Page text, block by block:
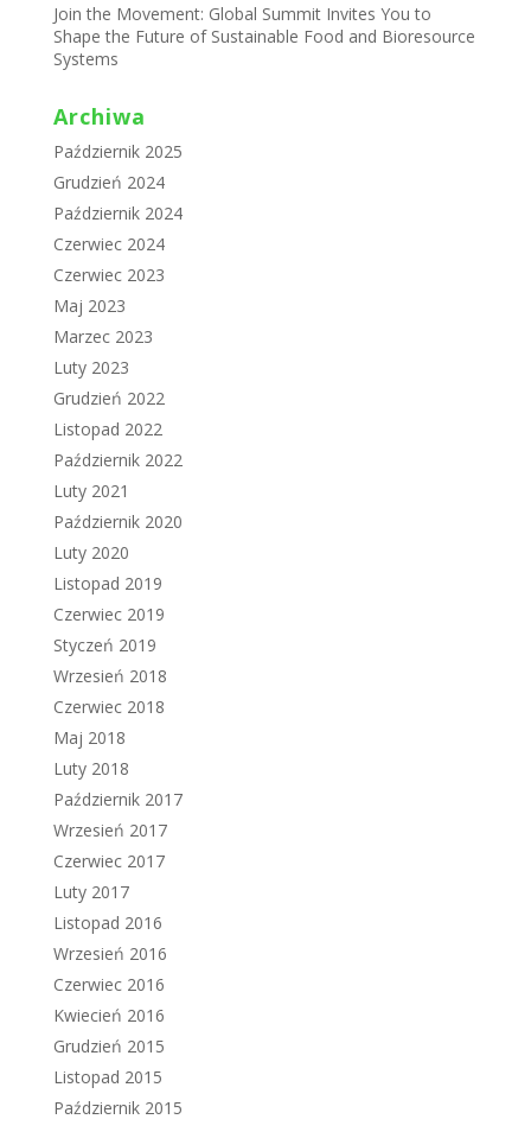
Join the Movement: Global Summit Invites You to
Shape the Future of Sustainable Food and Bioresource
Systems
Archiwa
Październik 2025
Grudzień 2024
Październik 2024
Czerwiec 2024
Czerwiec 2023
Maj 2023
Marzec 2023
Luty 2023
Grudzień 2022
Listopad 2022
Październik 2022
Luty 2021
Październik 2020
Luty 2020
Listopad 2019
Czerwiec 2019
Styczeń 2019
Wrzesień 2018
Czerwiec 2018
Maj 2018
Luty 2018
Październik 2017
Wrzesień 2017
Czerwiec 2017
Luty 2017
Listopad 2016
Wrzesień 2016
Czerwiec 2016
Kwiecień 2016
Grudzień 2015
Listopad 2015
Październik 2015